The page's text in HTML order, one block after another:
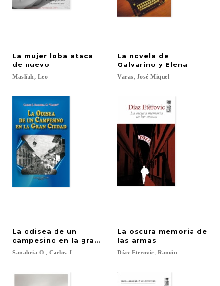
La mujer loba ataca
de nuevo
Maslíah, Leo
La novela de
Galvarino y Elena
Varas, José Miquel
La odisea de un
campesino en la gran ciudad
Sanabria O., Carlos J.
La oscura memoria de
las armas
Díaz Eterovic, Ramón